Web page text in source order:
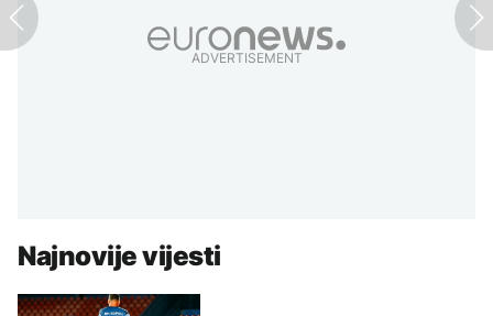
ADVERTISEMENT
Najnovije vijesti